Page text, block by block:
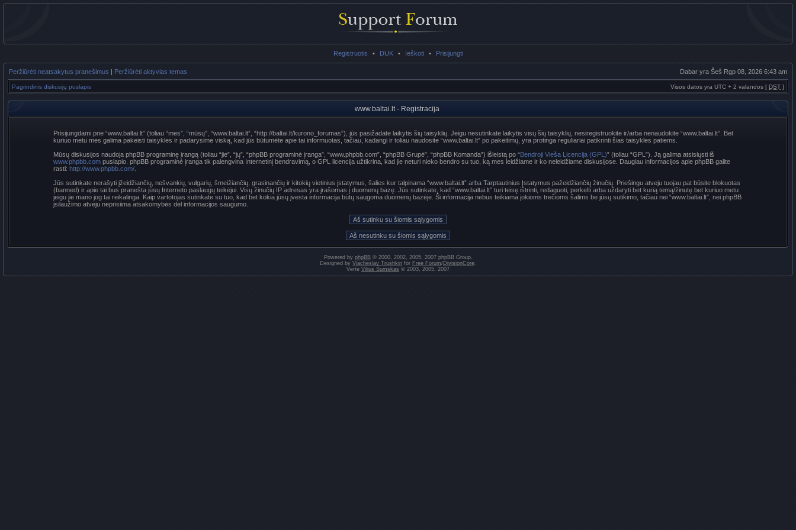
Registruotis • DUK • Ieškoti • Prisijungti
Peržiūrėti neatsakytus pranešimus | Peržiūrėti aktyvias temas Dabar yra Šeš Rgp 08, 2026 6:43 am
Pagrindinis diskusijų puslapis Visos datos yra UTC + 2 valandos [ DST ]
www.baltai.lt - Registracija
Prisijungdami prie “www.baltai.lt” (toliau “mes”, “mūsų”, “www.baltai.lt”, “http://baltai.lt/kurono_forumas”), jūs pasižadate laikytis šių taisyklių. Jeigu nesutinkate laikytis visų šių taisyklių, nesiregistruokite ir/arba nenaudokite “www.baltai.lt”. Bet
kuriuo metu mes galima pakeisti taisykles ir padarysime viską, kad jūs būtumėte apie tai informuotas, tačiau, kadangi ir toliau naudosite “www.baltai.lt” po pakeitimų, yra protinga reguliariai patikrinti šias taisykles patiems.
Mūsų diskusijos naudoja phpBB programinę įrangą (toliau “jie”, “jų”, “phpBB programinė įranga”, “www.phpbb.com”, “phpBB Grupė”, “phpBB Komanda”) išleistą po “Bendroji Vieša Licencija (GPL)” (toliau “GPL”). Ją galima atsisiųsti iš
www.phpbb.compuslapio. phpBB programinė įranga tik palengvina Internetinį bendravimą, o GPL licencija užtikrina, kad jie neturi nieko bendro su tuo, ką mes leidžiame ir ko neleidžiame diskusijose. Daugiau informacijos apie phpBB galite
rasti: http://www.phpbb.com/.
Jūs sutinkate nerašyti įžeidžiančių, nešvankių, vulgarių, šmeižiančių, grasinančių ir kitokių vietinius įstatymus, šalies kur talpinama “www.baltai.lt” arba Tarptautinius Įstatymus pažeidžiančių žinučių. Priešingu atveju tuojau pat būsite blokuotas
(banned) ir apie tai bus pranešta jūsų Interneto paslaugų teikėjui. Visų žinučių IP adresas yra įrašomas į duomenų bazę. Jūs sutinkate, kad “www.baltai.lt” turi teisę ištrinti, redaguoti, perkelti arba uždaryti bet kurią temą/žinutę bet kuriuo metu
jeigu jie mano jog tai reikalinga. Kaip vartotojas sutinkate su tuo, kad bet kokia jūsų įvesta informacija būtų saugoma duomenų bazėje. Ši informacija nebus teikiama jokioms trečioms šalims be jūsų sutikimo, tačiau nei “www.baltai.lt”, nei phpBB
įsilaužimo atveju neprisiima atsakomybės dėl informacijos saugumo.
Powered by phpBB© 2000, 2002, 2005, 2007 phpBB Group.
Designed by Vjacheslav Trushkin for Free Forum/DivisionCore.
Vertė Vilius Šumskas © 2003, 2005, 2007